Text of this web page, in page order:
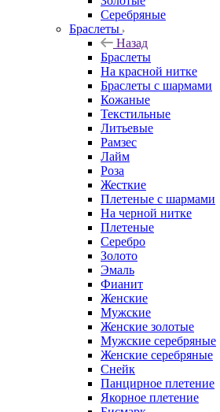
Серебряные
Браслеты
Назад
Браслеты
На красной нитке
Браслеты с шармами
Кожаные
Текстильные
Литьевые
Рамзес
Лайм
Роза
Жесткие
Плетеные с шармами
На черной нитке
Плетеные
Серебро
Золото
Эмаль
Фианит
Женские
Мужские
Женские золотые
Мужские серебряные
Женские серебряные
Снейк
Панцирное плетение
Якорное плетение